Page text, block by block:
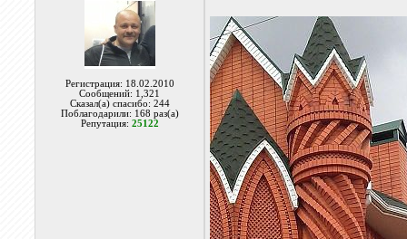
Регистрация: 18.02.2010
Сообщений: 1,321
Сказал(а) спасибо: 244
Поблагодарили: 168 раз(а)
Репутация: 25122